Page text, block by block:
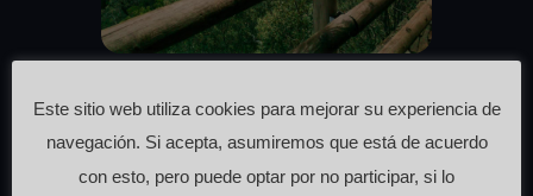
Mirador Valle de los Tejos
Este sitio web utiliza cookies para mejorar su experiencia de
navegación. Si acepta, asumiremos que está de acuerdo
con esto, pero puede optar por no participar, si lo